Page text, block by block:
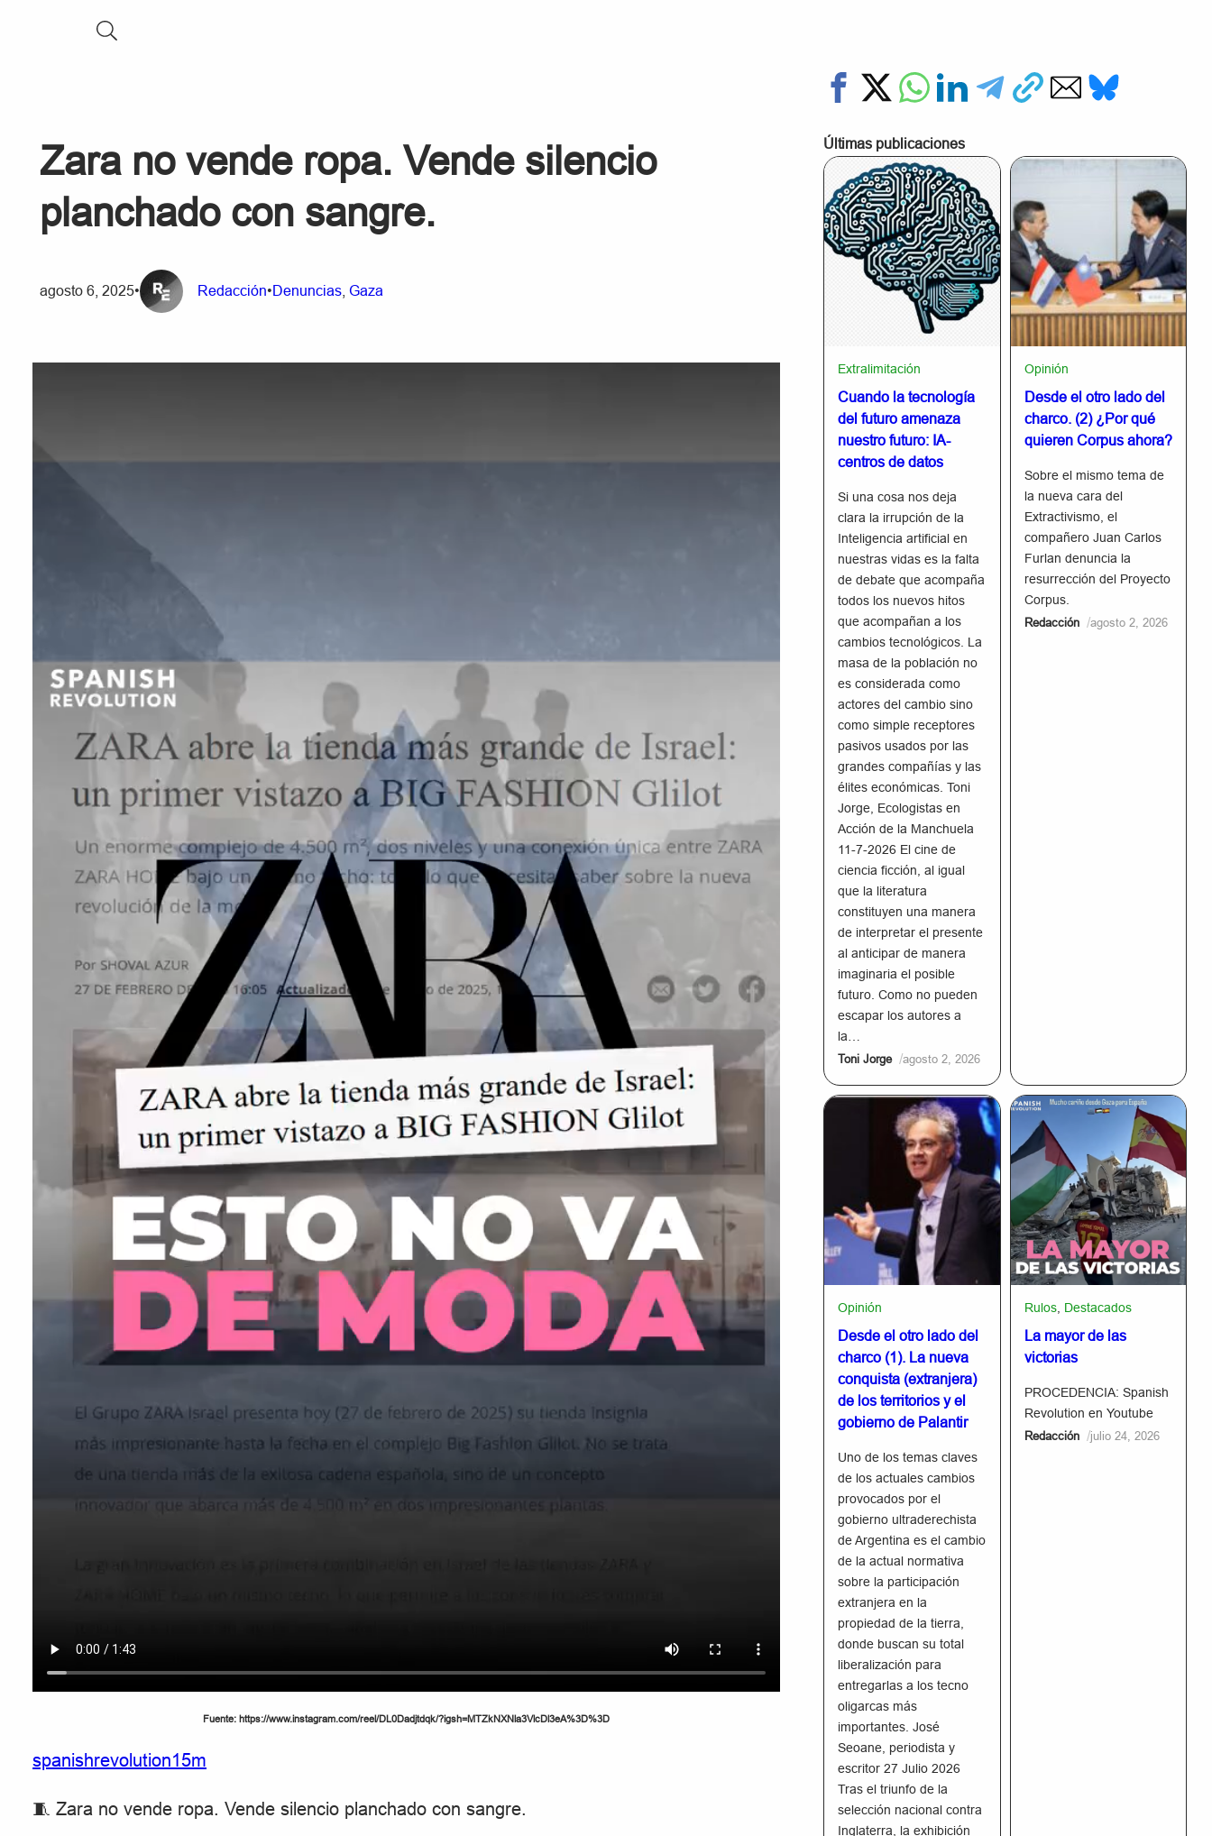
Zara no vende ropa. Vende silencio
planchado con sangre.
agosto 6, 2025• Redacción•Denuncias Gaza
Fuente: https://www.instagram.com/reel/DL0Dadjtdqk/?igsh=MTZkNXNla3VlcDl3eA%3D%3D
spanishrevolution15m
🧵 Zara no vende ropa. Vende silencio planchado con sangre.
Últimas publicaciones
Extralimitación
Cuando la tecnología
del futuro amenaza
nuestro futuro: IA-
centros de datos
Si una cosa nos deja
clara la irrupción de la
Inteligencia artificial en
nuestras vidas es la falta
de debate que acompaña
todos los nuevos hitos
que acompañan a los
cambios tecnológicos. La
masa de la población no
es considerada como
actores del cambio sino
como simple receptores
pasivos usados por las
grandes compañías y las
élites económicas. Toni
Jorge, Ecologistas en
Acción de la Manchuela
11-7-2026 El cine de
ciencia ficción, al igual
que la literatura
constituyen una manera
de interpretar el presente
al anticipar de manera
imaginaria el posible
futuro. Como no pueden
escapar los autores a
la…
Toni Jorge /agosto 2, 2026
Opinión
Desde el otro lado del
charco. (2) ¿Por qué
quieren Corpus ahora?
Sobre el mismo tema de
la nueva cara del
Extractivismo, el
compañero Juan Carlos
Furlan denuncia la
resurrección del Proyecto
Corpus.
Redacción /agosto 2, 2026
Opinión
Desde el otro lado del
charco (1). La nueva
conquista (extranjera)
de los territorios y el
gobierno de Palantir
Uno de los temas claves
de los actuales cambios
provocados por el
gobierno ultraderechista
de Argentina es el cambio
de la actual normativa
sobre la participación
extranjera en la
propiedad de la tierra,
donde buscan su total
liberalización para
entregarlas a los tecno
oligarcas más
importantes. José
Seoane, periodista y
escritor 27 Julio 2026
Tras el triunfo de la
selección nacional contra
Inglaterra, la exhibición
Rulos, Destacados
La mayor de las
victorias
PROCEDENCIA: Spanish
Revolution en Youtube
Redacción /julio 24, 2026